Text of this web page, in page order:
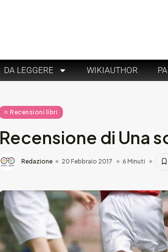
DA LEGGERE WIKIAUTHOR
Recensioni libri
Recensione di Una
Redazione 20 Febbraio 2017 6 Minuti